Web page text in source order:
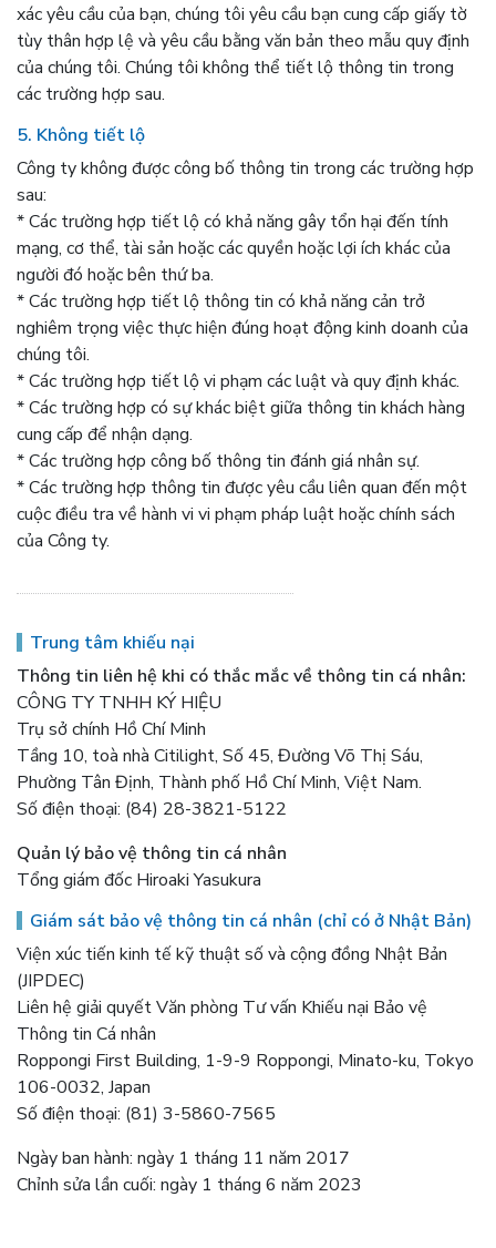
xác yêu cầu của bạn, chúng tôi yêu cầu bạn cung cấp giấy tờ
tùy thân hợp lệ và yêu cầu bằng văn bản theo mẫu quy định
của chúng tôi. Chúng tôi không thể tiết lộ thông tin trong
các trường hợp sau.
5. Không tiết lộ
Công ty không được công bố thông tin trong các trường hợp
sau:
* Các trường hợp tiết lộ có khả năng gây tổn hại đến tính
mạng, cơ thể, tài sản hoặc các quyền hoặc lợi ích khác của
người đó hoặc bên thứ ba.
* Các trường hợp tiết lộ thông tin có khả năng cản trở
nghiêm trọng việc thực hiện đúng hoạt động kinh doanh của
chúng tôi.
* Các trường hợp tiết lộ vi phạm các luật và quy định khác.
* Các trường hợp có sự khác biệt giữa thông tin khách hàng
cung cấp để nhận dạng.
* Các trường hợp công bố thông tin đánh giá nhân sự.
* Các trường hợp thông tin được yêu cầu liên quan đến một
cuộc điều tra về hành vi vi phạm pháp luật hoặc chính sách
của Công ty.
Trung tâm khiếu nại
Thông tin liên hệ khi có thắc mắc về thông tin cá nhân:
CÔNG TY TNHH KÝ HIỆU
Trụ sở chính Hồ Chí Minh
Tầng 10, toà nhà Citilight, Số 45, Đường Võ Thị Sáu,
Phường Tân Định, Thành phố Hồ Chí Minh, Việt Nam.
Số điện thoại: (84) 28-3821-5122
Quản lý bảo vệ thông tin cá nhân
Tổng giám đốc Hiroaki Yasukura
Giám sát bảo vệ thông tin cá nhân (chỉ có ở Nhật Bản)
Viện xúc tiến kinh tế kỹ thuật số và cộng đồng Nhật Bản
(JIPDEC)
Liên hệ giải quyết Văn phòng Tư vấn Khiếu nại Bảo vệ
Thông tin Cá nhân
Roppongi First Building, 1-9-9 Roppongi, Minato-ku, Tokyo
106-0032, Japan
Số điện thoại: (81) 3-5860-7565
Ngày ban hành: ngày 1 tháng 11 năm 2017
Chỉnh sửa lần cuối: ngày 1 tháng 6 năm 2023